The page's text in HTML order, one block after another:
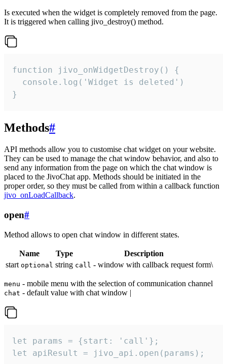
Is executed when the widget is completely removed from the page.
It is triggered when calling jivo_destroy() method.
function jivo_onWidgetDestroy() {
  console.log('Widget is deleted')
}
Methods#
API methods allow you to customise chat widget on your website.
They can be used to manage the chat window behavior, and also to
send any information from the page on which the chat window is
placed to the JivoChat app. Methods should be initiated in the
proper order, so they must be called from within a callback function
jivo_onLoadCallback.
open#
Method allows to open chat window in different states.
Name Type
Description
start optional string call - window with callback request form\
menu - mobile menu with the selection of communication channel
chat - default value with chat window |
let params = {start: 'call'};
let apiResult = jivo_api.open(params);